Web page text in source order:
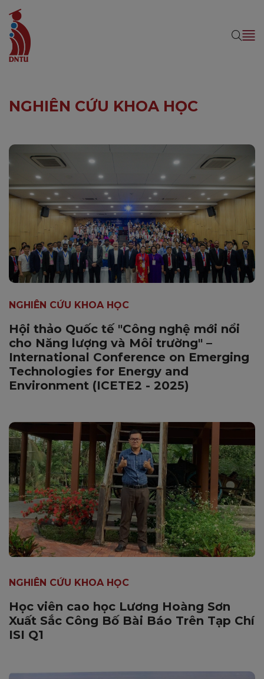
NGHIÊN CỨU KHOA HỌC
NGHIÊN CỨU KHOA HỌC
Hội thảo Quốc tế "Công nghệ mới nổi
cho Năng lượng và Môi trường" –
International Conference on Emerging
Technologies for Energy and
Environment (ICETE2 - 2025)
NGHIÊN CỨU KHOA HỌC
Học viên cao học Lương Hoàng Sơn
Xuất Sắc Công Bố Bài Báo Trên Tạp Chí
ISI Q1